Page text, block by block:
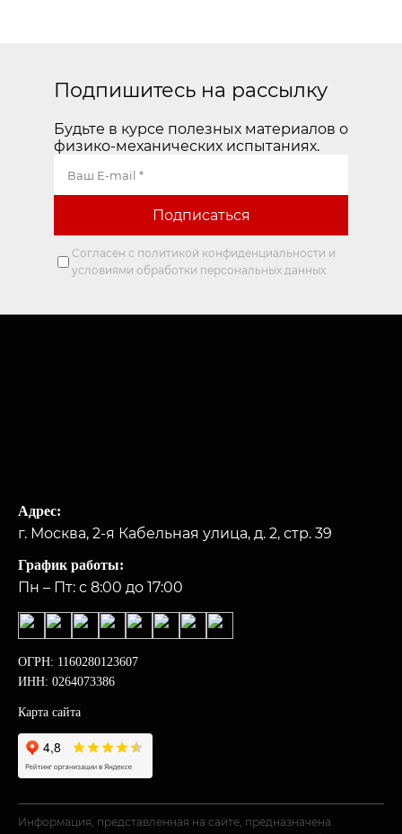
Подпишитесь на рассылку
Будьте в курсе полезных материалов о
физико-механических испытаниях.
Согласен с политикой конфиденциальности и
условиями обработки персональных данных.
Адрес:
г. Москва, 2-я Кабельная улица, д. 2, стр. 39
График работы:
Пн – Пт: с 8:00 до 17:00
ОГРН: 1160280123607
ИНН: 0264073386
Карта сайта
Информация, представленная на сайте, предназначена